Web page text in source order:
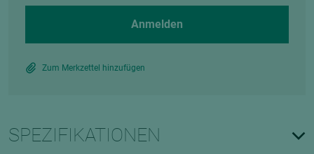
Anmelden
Zum Merkzettel hinzufügen
SPEZIFIKATIONEN